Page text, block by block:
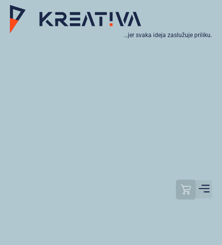
…jer svaka ideja zaslužuje priliku.